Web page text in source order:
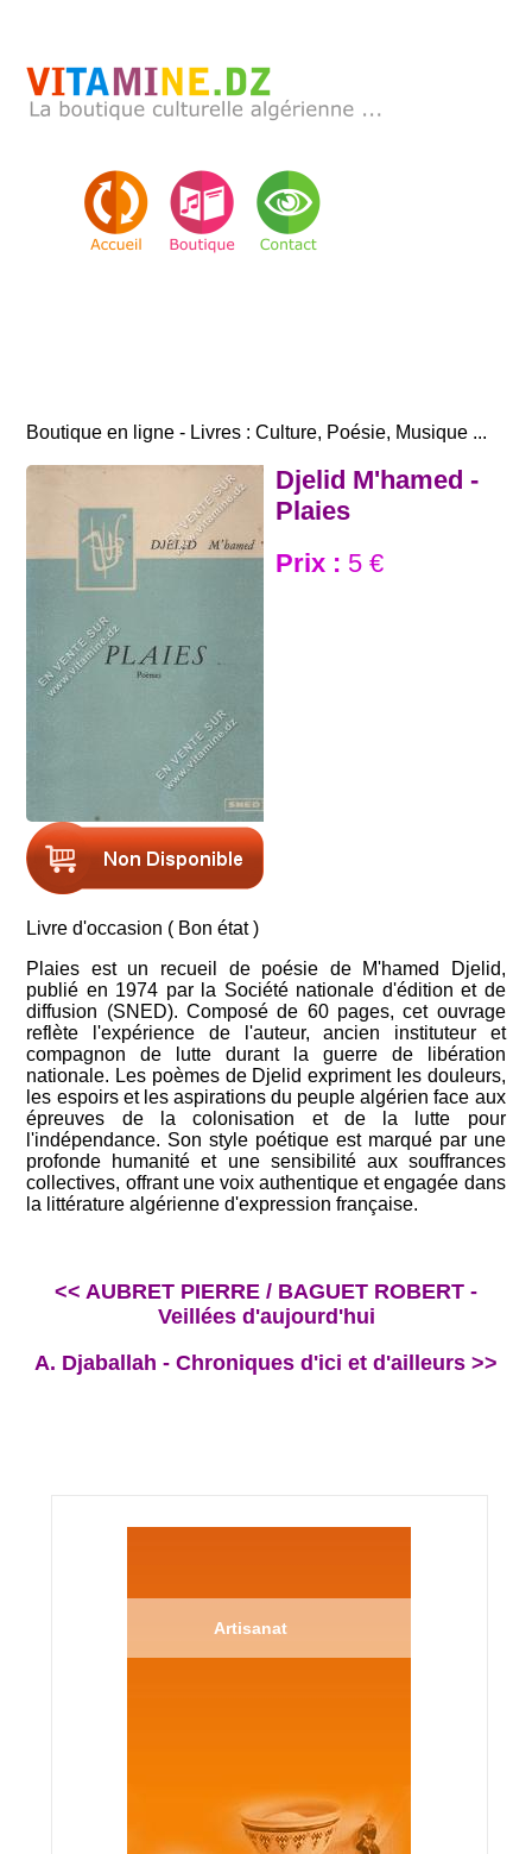
Boutique en ligne - Livres : Culture, Poésie, Musique ...
Djelid M'hamed -
Plaies
Prix : 5 €
Livre d'occasion ( Bon état )
Plaies est un recueil de poésie de M'hamed Djelid,
publié en 1974 par la Société nationale d'édition et de
diffusion (SNED). Composé de 60 pages, cet ouvrage
reflète l'expérience de l'auteur, ancien instituteur et
compagnon de lutte durant la guerre de libération
nationale. Les poèmes de Djelid expriment les douleurs,
les espoirs et les aspirations du peuple algérien face aux
épreuves de la colonisation et de la lutte pour
l'indépendance. Son style poétique est marqué par une
profonde humanité et une sensibilité aux souffrances
collectives, offrant une voix authentique et engagée dans
la littérature algérienne d'expression française.
<< AUBRET PIERRE / BAGUET ROBERT -
Veillées d'aujourd'hui
A. Djaballah - Chroniques d'ici et d'ailleurs >>
Artisanat